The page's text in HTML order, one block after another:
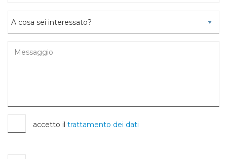
accetto il trattamento dei dati